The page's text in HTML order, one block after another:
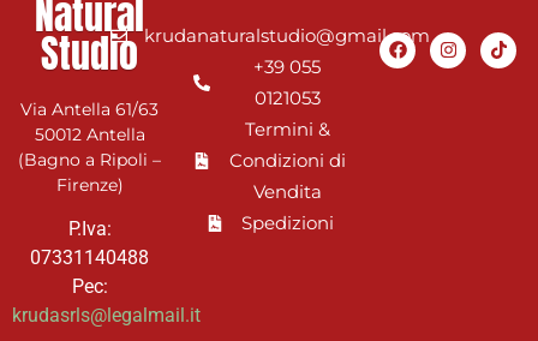
Natural
Studio
Via Antella 61/63
50012 Antella
(Bagno a Ripoli –
Firenze)
P.Iva:
07331140488
Pec:
krudasrls@legalmail.it
krudanaturalstudio@gmail.com
+39 055
0121053
Termini &
Condizioni di
Vendita
Spedizioni